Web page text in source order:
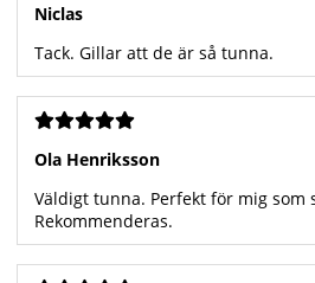
Niclas
Tack. Gillar att de är så tunna.
Ola Henriksson
Väldigt tunna. Perfekt för mig som
Rekommenderas.